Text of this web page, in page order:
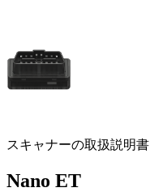
スキャナーの取扱説明書
Nano ET